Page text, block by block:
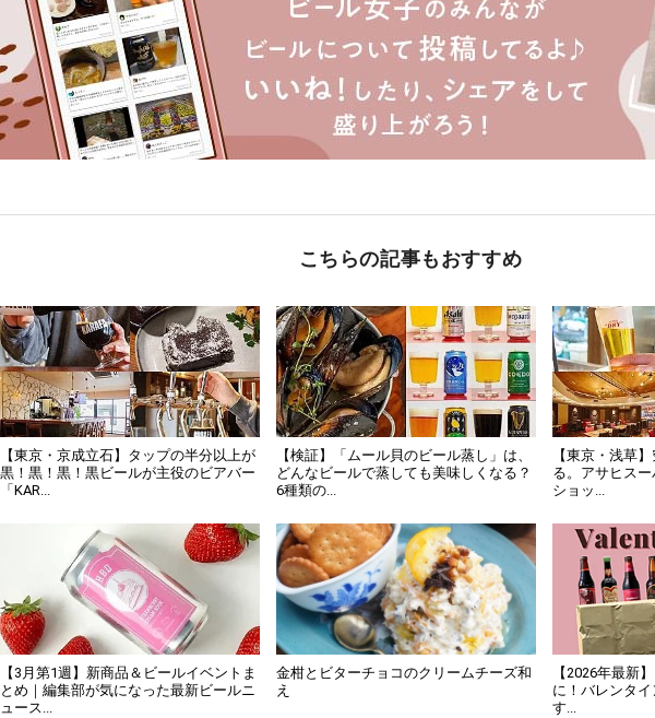
こちらの記事もおすすめ
【東京・京成立石】タップの半分以上が
黒！黒！黒！黒ビールが主役のビアバー
「KAR...
【検証】「ムール貝のビール蒸し」は、
どんなビールで蒸しても美味しくなる？
6種類の...
【東京・浅草
る。アサヒス
ショッ...
【3月第1週】新商品＆ビールイベントま
とめ｜編集部が気になった最新ビールニ
ュース...
金柑とビターチョコのクリームチーズ和
え
【2026年最新
に！バレンタ
す...